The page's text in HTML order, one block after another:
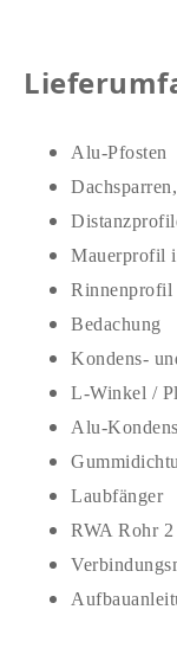
Alu-Pfosten
Mauerprofil
Rinnenprofil
Bedachung
Kondens-
L-Winkel /
Alu-
Laubfänger
RWA Rohr 2